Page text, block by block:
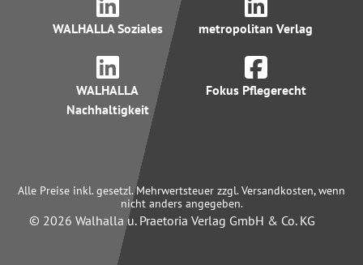
WALHALLA Soziales metropolitan Verlag
WALHALLA
Nachhaltigkeit
Fokus Pflegerecht
Alle Preise inkl. gesetzl. Mehrwertsteuer zzgl. Versandkosten, wenn
nicht anders angegeben.
© 2026 Walhalla u. Praetoria Verlag GmbH & Co. KG